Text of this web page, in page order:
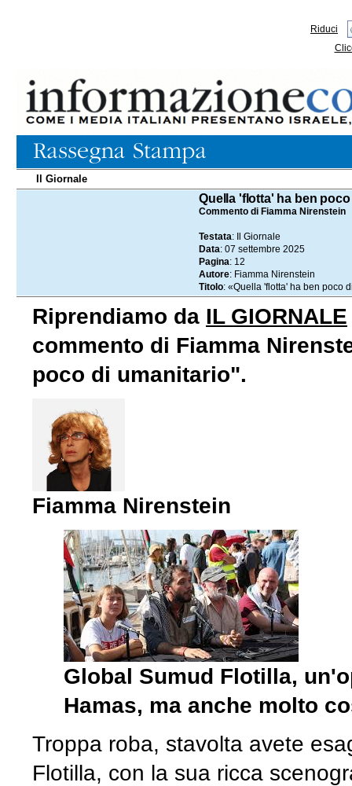
Riduci
Il Giornale
Quella 'flotta' ha ben
Commento di Fiamma Nirenstein
Testata: Il Giornale
Data: 07 settembre 2025
Pagina: 12
Autore: Fiamma Nirenstein
Titolo: «Quella 'flotta' ha ben poco
Riprendiamo da IL GIORNALE
commento di Fiamma
poco di umanitario".
Fiamma Nirenstein
Global Sumud Flotilla,
Hamas, ma anche molto
Troppa roba, stavolta avete
Flotilla, con la sua ricca